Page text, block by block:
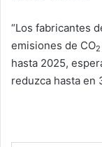
“Los fabricantes
emisiones de CO2
hasta 2025,
reduzca hasta en